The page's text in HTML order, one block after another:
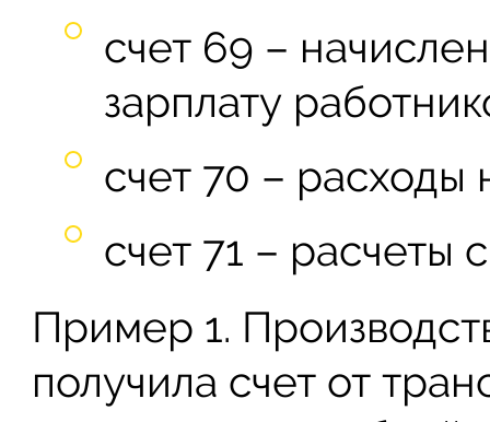
счет 69 –
зарплату
счет 70 – расходы
счет 71 – расчеты
Пример 1.
получила счет от